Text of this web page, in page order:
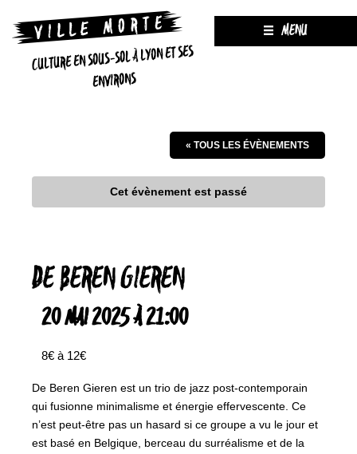
CULTURE EN SOUS-SOL À LYON ET SES
ENVIRONS
MENU
« TOUS LES ÉVÈNEMENTS
Cet évènement est passé
DE BEREN GIEREN
20 MAI 2025 À 21:00
8€ à 12€
De Beren Gieren est un trio de jazz post-contemporain
qui fusionne minimalisme et énergie effervescente. Ce
n’est peut-être pas un hasard si ce groupe a vu le jour et
est basé en Belgique, berceau du surréalisme et de la